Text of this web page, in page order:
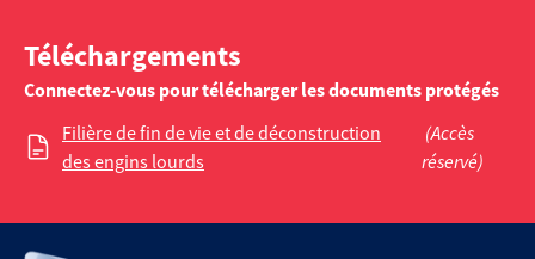
Téléchargements
Connectez-vous pour télécharger les documents protégés
Filière de fin de vie et de déconstruction
des engins lourds
(Accès
réservé)